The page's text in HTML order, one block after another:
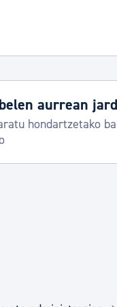
aurrean
hondartzetako